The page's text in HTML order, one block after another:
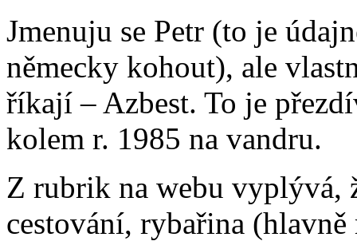
Jmenuju se Petr (to je
německy kohout), ale
říkají – Azbest. To je
kolem r. 1985 na vandru.
Z rubrik na webu vyplývá,
cestování, rybařina